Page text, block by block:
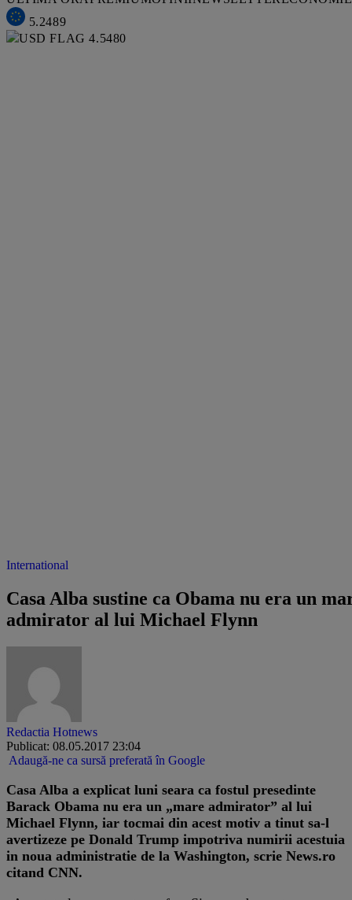
5.2489
4.5480
International
Casa Alba sustine ca Obama nu era un
admirator al lui Michael Flynn
Redactia Hotnews
Publicat: 08.05.2017 23:04
Adaugă-ne ca sursă preferată în Google
Casa Alba a explicat luni seara ca fostul presedinte
Barack Obama nu era un „mare admirator” al lui
Michael Flynn, iar tocmai din acest motiv a tinut sa-l
avertizeze pe Donald Trump impotriva numirii acestuia
in noua administratie de la Washington, scrie News.ro
citand CNN.